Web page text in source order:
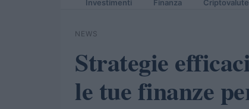
Investimenti Finanza Criptovalute
NEWS
Strategie
le tue finanze